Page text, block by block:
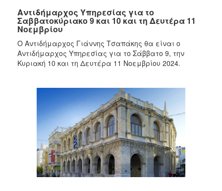
2022
2021
2020
2019
2016
2015
2013
2012
2011
Αντιδήμαρχος Υπηρεσίας για το
Σαββατοκύριακο 9 και 10 και τη Δευτέρα 11
Νοεμβρίου
Ο Αντιδήμαρχος Γιάννης Τσαπάκης θα είναι ο
Αντιδήμαρχος Υπηρεσίας για το Σάββατο 9, την
Κυριακή 10 και τη Δευτέρα 11 Νοεμβρίου 2024.